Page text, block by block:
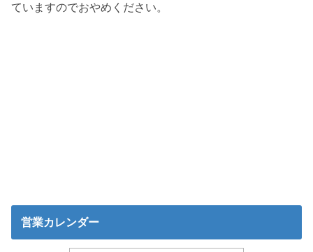
ていますのでおやめください。
営業カレンダー